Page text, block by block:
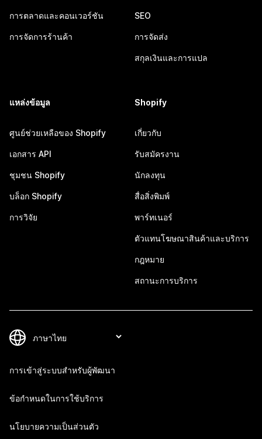
การตลาดและคอนเวอร์ชัน
การจัดการร้านค้า
SEO
การจัดส่ง
สกุลเงินและการแปล
แหล่งข้อมูล
ศูนย์ช่วยเหลือของ Shopify
เอกสาร API
ชุมชน Shopify
บล็อก Shopify
การวิจัย
Shopify
เกี่ยวกับ
รับสมัครงาน
นักลงทุน
สื่อสิ่งพิมพ์
พาร์ทเนอร์
ตัวแทนโฆษณาสินค้าและบริการ
กฎหมาย
สถานะการบริการ
การเข้าสู่ระบบสำหรับผู้พัฒนา
ข้อกำหนดในการใช้บริการ
นโยบายความเป็นส่วนตัว